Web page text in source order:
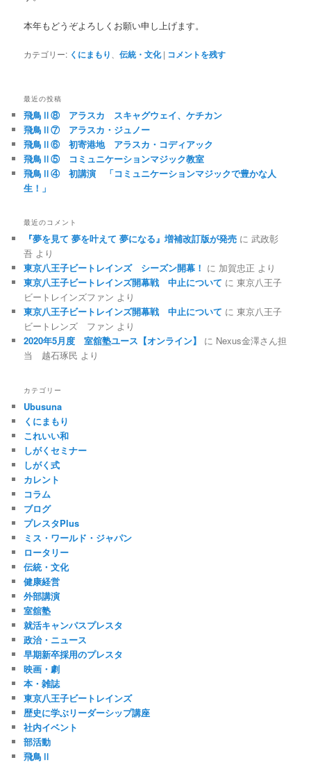
本年もどうぞよろしくお願い申し上げます。
カテゴリー: くにまもり 、伝統・文化 | コメントを残す
最近の投稿
飛鳥Ⅱ⑧ アラスカ スキャグウェイ、ケチカン
飛鳥Ⅱ⑦ アラスカ・ジュノー
飛鳥Ⅱ⑥ 初寄港地 アラスカ・コディアック
飛鳥Ⅱ⑤ コミュニケーションマジック教室
飛鳥Ⅱ④ 初講演 「コミュニケーションマジックで豊かな人
生！」
最近のコメント
『夢を見て 夢を叶えて 夢になる』増補改訂版が発売 に武政彰
吾 より
東京八王子ビートレインズ シーズン開幕！ に 加賀忠正 より
東京八王子ビートレインズ開幕戦 中止について に東京八王子
ビートレインズファン より
東京八王子ビートレインズ開幕戦 中止について に東京八王子
ビートレンズ ファン より
2020年5月度 室舘塾ユース【オンライン】
に Nexus金澤さん担
当 越石琢民 より
カテゴリー
Ubusuna
くにまもり
これいい和
しがくセミナー
しがく式
カレント
コラム
ブログ
プレスタPlus
ミス・ワールド・ジャパン
ロータリー
伝統・文化
健康経営
外部講演
室舘塾
就活キャンパスプレスタ
政治・ニュース
早期新卒採用のプレスタ
映画・劇
本・雑誌
東京八王子ビートレインズ
歴史に学ぶリーダーシップ講座
社内イベント
部活動
飛鳥Ⅱ